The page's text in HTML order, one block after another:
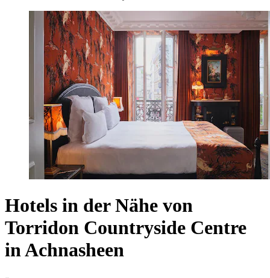
Hotels in der Nähe von
Torridon Countryside Centre
in Achnasheen